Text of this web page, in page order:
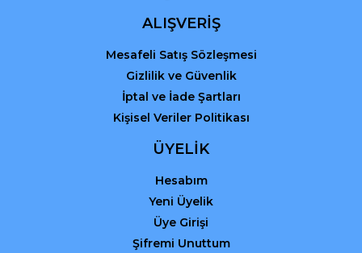
ALIŞVERİŞ
Mesafeli Satış Sözleşmesi
Gizlilik ve Güvenlik
İptal ve İade Şartları
Kişisel Veriler Politikası
ÜYELİK
Hesabım
Yeni Üyelik
Üye Girişi
Şifremi Unuttum